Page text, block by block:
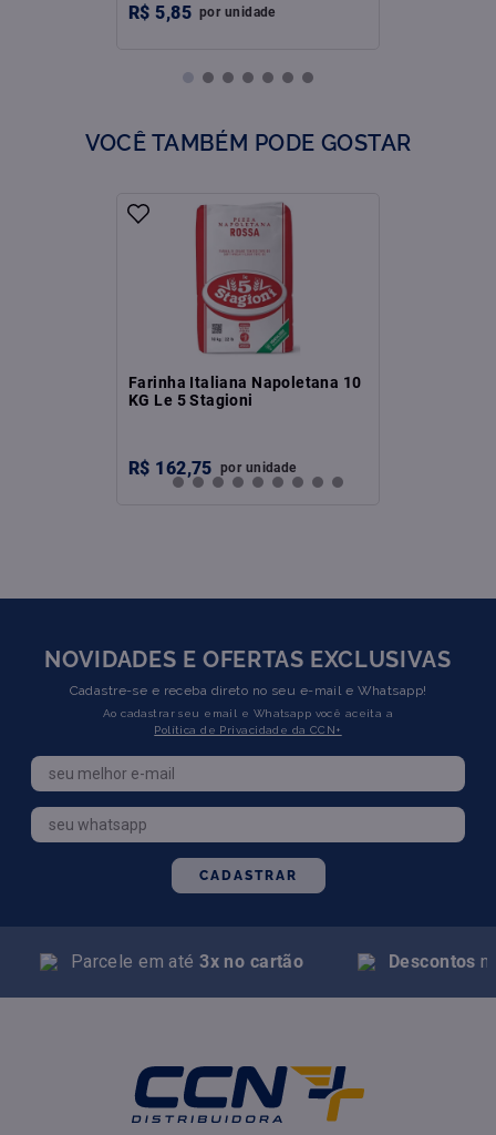
R$ 5,85 por unidade
VOCÊ TAMBÉM PODE GOSTAR
Farinha Italiana Napoletana 10
KG Le 5 Stagioni
R$ 162,75 por unidade
NOVIDADES E OFERTAS EXCLUSIVAS
Cadastre-se e receba direto no seu e-mail e Whatsapp!
Ao cadastrar seu email e Whatsapp você aceita a
Política de Privacidade da CCN+
CADASTRAR
Parcele em até3x no cartão Descontos